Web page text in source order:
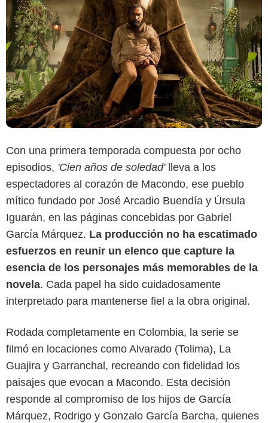
Con una primera temporada compuesta por ocho
episodios, 'Cien años de soledad'lleva a los
espectadores al corazón de Macondo, ese pueblo
mítico fundado por José Arcadio Buendía y Úrsula
Iguarán, en las páginas concebidas por Gabriel
García Márquez. La producción no ha escatimado
esfuerzos en reunir un elenco que capture la
esencia de los personajes más memorables de la
novela. Cada papel ha sido cuidadosamente
interpretado para mantenerse fiel a la obra original.
Rodada completamente en Colombia, la serie se
filmó en locaciones como Alvarado (Tolima), La
Guajira y Garranchal, recreando con fidelidad los
paisajes que evocan a Macondo. Esta decisión
responde al compromiso de los hijos de García
Márquez, Rodrigo y Gonzalo García Barcha, quienes
Netflix